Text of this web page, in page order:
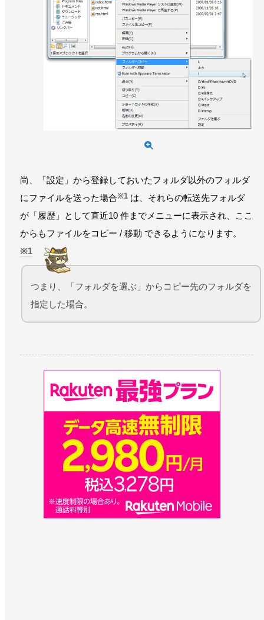
尚、「設定」から登録しておいたフォルダ以外のフォルダ
にファイルを送った場合※1 は、それらの転送先フォルダ
が「履歴」として直近10 件までメニューに表示され、ここ
からもファイルをコピー / 移動 できるようになります。
1
つまり、「フォルダを選ぶ」からコピー先のフォルダを
指定した場合。